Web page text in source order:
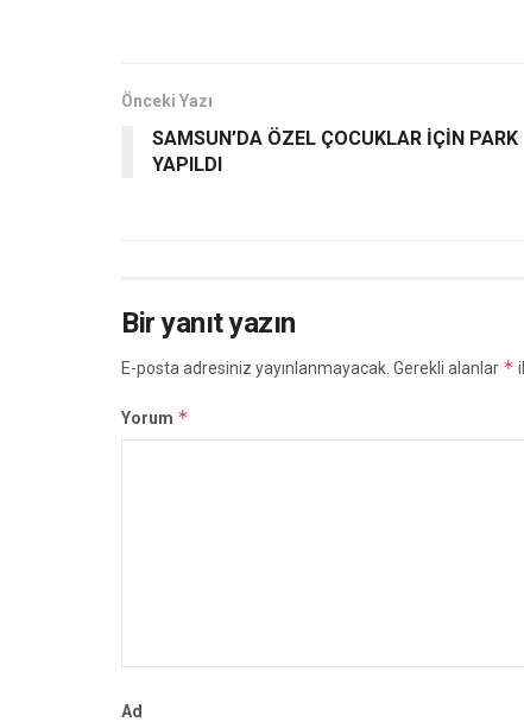
Önceki Yazı
SAMSUN’DA ÖZEL ÇOCUKLAR İÇİN PARK
YAPILDI
Bir yanıt yazın
E-posta adresiniz yayınlanmayacak. Gerekli alanlar *
Yorum *
Ad